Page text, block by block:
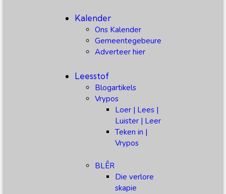
Kalender
Ons Kalender
Gemeentegebeure
Adverteer hier
Leesstof
Blogartikels
Vrypos
Loer | Lees |
Luister | Leer
Teken in |
Vrypos
BLÊR
Die verlore
skapie